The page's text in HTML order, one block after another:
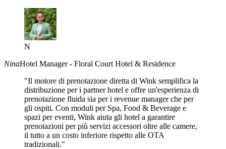
N
NinaHotel Manager - Floral Court Hotel & Residence
"Il motore di prenotazione diretta di Wink semplifica la
distribuzione per i partner hotel e offre un'esperienza di
prenotazione fluida sia per i revenue manager che per
gli ospiti. Con moduli per Spa, Food & Beverage e
spazi per eventi, Wink aiuta gli hotel a garantire
prenotazioni per più servizi accessori oltre alle camere,
il tutto a un costo inferiore rispetto alle OTA
tradizionali."